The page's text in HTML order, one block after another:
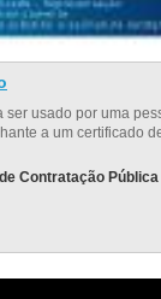
ser usado por uma
a um certificado
Contratação